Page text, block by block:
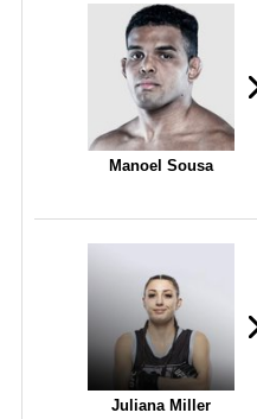
Manoel Sousa
Juliana Miller